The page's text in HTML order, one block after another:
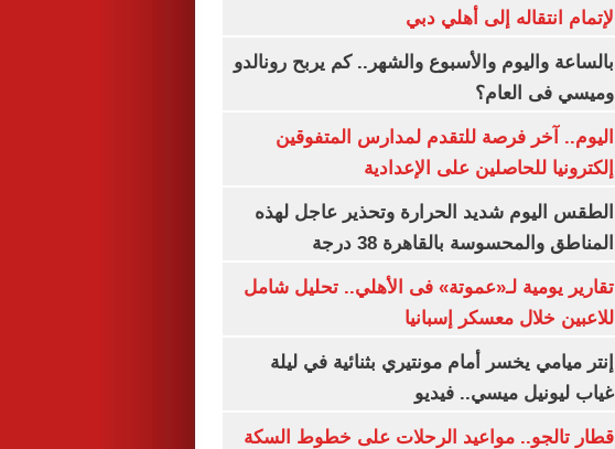
لإتمام انتقاله إلى أهلي دبي
بالساعة واليوم والأسبوع والشهر.. كم يربح رونالدو
وميسي فى العام؟
اليوم.. آخر فرصة للتقدم لمدارس المتفوقين
إلكترونيا للحاصلين على الإعدادية
الطقس اليوم شديد الحرارة وتحذير عاجل لهذه
المناطق والمحسوسة بالقاهرة 38 درجة
تقارير يومية لـ«عموتة» فى الأهلي.. تحليل شامل
للاعبين خلال معسكر إسبانيا
إنتر ميامي يخسر أمام مونتيري بثنائية في ليلة
غياب ليونيل ميسي.. فيديو
قطار تالجو.. مواعيد الرحلات على خطوط السكة